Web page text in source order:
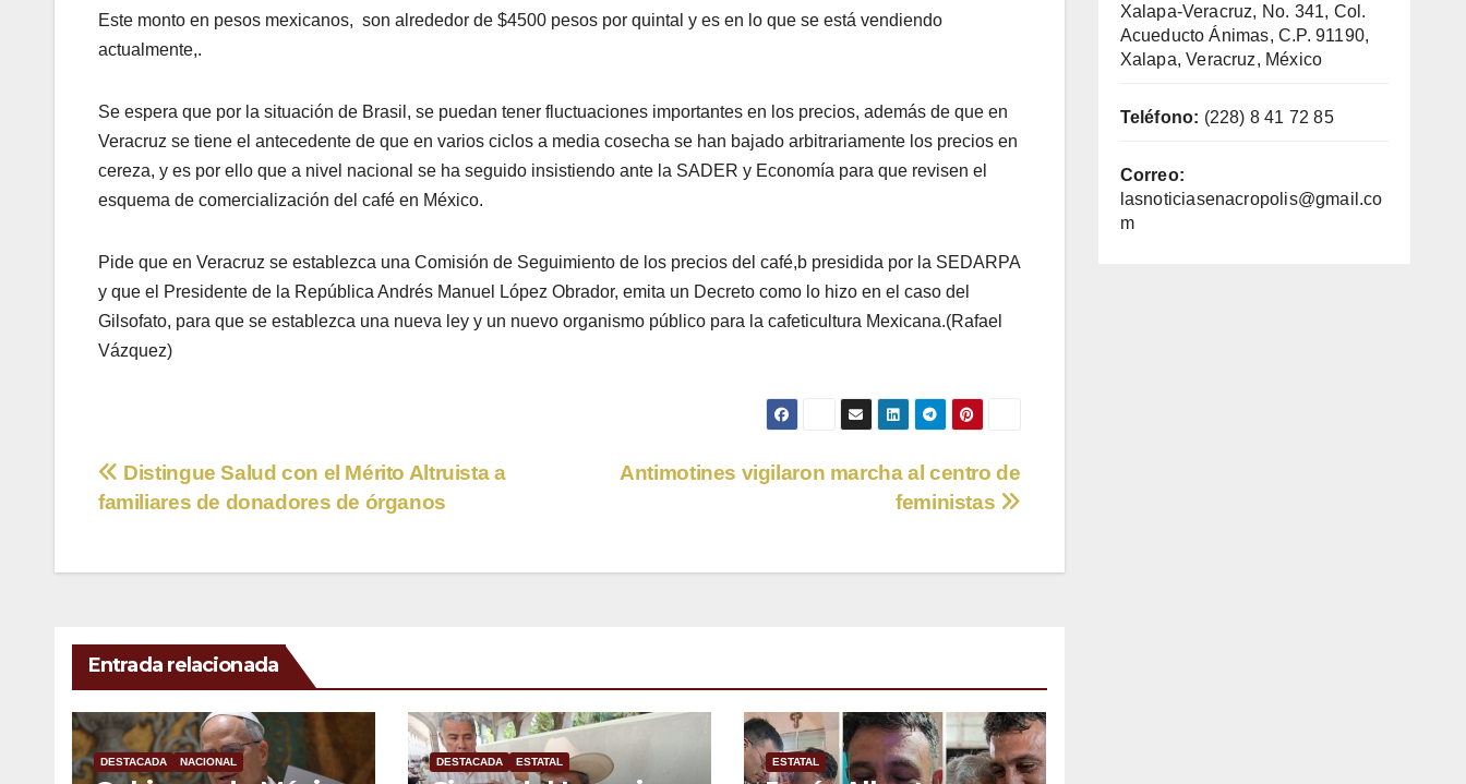
Este monto en pesos mexicanos, son alrededor de $4500 pesos por quintal y es en lo que se está vendiendo
actualmente,.
Se espera que por la situación de Brasil, se puedan tener fluctuaciones importantes en los precios, además de que en
Veracruz se tiene el antecedente de que en varios ciclos a media cosecha se han bajado arbitrariamente los precios en
cereza, y es por ello que a nivel nacional se ha seguido insistiendo ante la SADER y Economía para que revisen el
esquema de comercialización del café en México.
Pide que en Veracruz se establezca una Comisión de Seguimiento de los precios del café,b presidida por la SEDARPA
y que el Presidente de la República Andrés Manuel López Obrador, emita un Decreto como lo hizo en el caso del
Gilsofato, para que se establezca una nueva ley y un nuevo organismo público para la cafeticultura Mexicana.(Rafael
Vázquez)
Navegación
entradas
Antimotines vigilaron marcha al centro de
feministas
Distingue Salud con el Mérito Altruista a
familiares de donadores de órganos
Entrada relacionada
DESTACADA NACIONAL DESTACADA ESTATAL ESTATAL
Xalapa-Veracruz, No. 341, Col.
Acueducto Ánimas, C.P. 91190,
Xalapa, Veracruz, México
Teléfono: (228) 8 41 72 85
Correo:
lasnoticiasenacropolis@gmail.co
m